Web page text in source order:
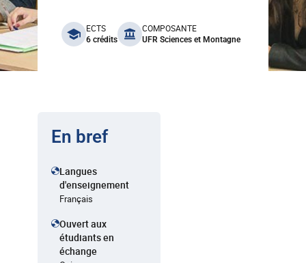
benefits
ECTS
6 crédits
COMPOSANTE
UFR Sciences et Montagne
En bref
Langues
d'enseignement
Français
Ouvert aux
étudiants en
échange